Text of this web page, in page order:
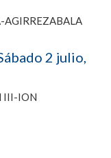
AGIRREZABALA
2 julio,
III-ION